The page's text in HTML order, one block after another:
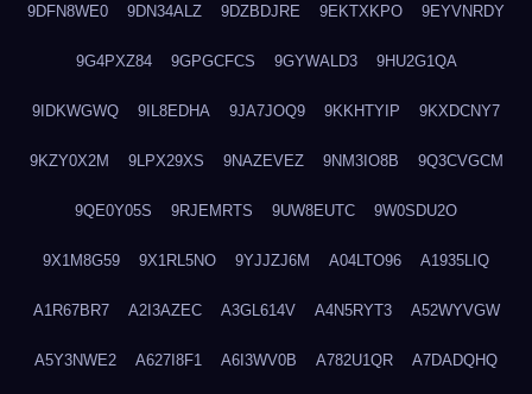
9DFN8WE0 9DN34ALZ 9DZBDJRE 9EKTXKPO 9EYVNRDY
9G4PXZ84 9GPGCFCS 9GYWALD3 9HU2G1QA
9IDKWGWQ 9IL8EDHA 9JA7JOQ9 9KKHTYIP 9KXDCNY7
9KZY0X2M 9LPX29XS 9NAZEVEZ 9NM3IO8B 9Q3CVGCM
9QE0Y05S 9RJEMRTS 9UW8EUTC 9W0SDU2O
9X1M8G59 9X1RL5NO 9YJJZJ6M A04LTO96 A1935LIQ
A1R67BR7 A2I3AZEC A3GL614V A4N5RYT3 A52WYVGW
A5Y3NWE2 A627I8F1 A6I3WV0B A782U1QR A7DADQHQ